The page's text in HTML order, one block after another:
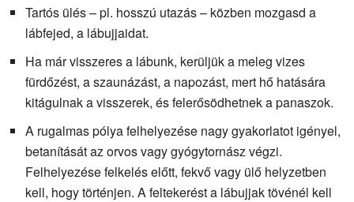
Tartós ülés – pl. hosszú utazás – közben mozgasd a
lábfejed, a lábujjaidat.
Ha már visszeres a lábunk, kerüljük a meleg vizes
fürdőzést, a szaunázást, a napozást, mert hő hatására
kitágulnak a visszerek, és felerősödhetnek a panaszok.
A rugalmas pólya felhelyezése nagy gyakorlatot igényel,
betanítását az orvos vagy gyógytornász végzi.
Felhelyezése felkelés előtt, fekvő vagy ülő helyzetben
kell, hogy történjen. A feltekerést a lábujjak tövénél kell